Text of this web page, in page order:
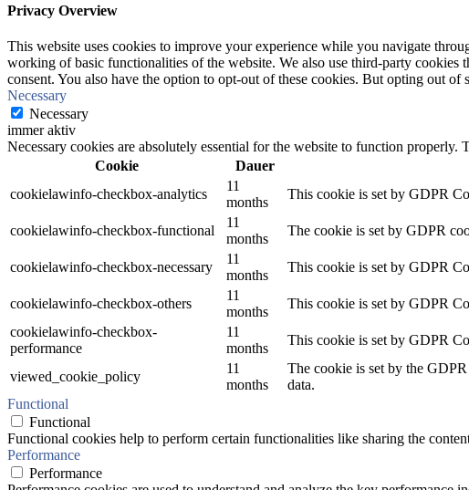
Privacy Overview
This website uses cookies to improve your experience while you navigate
working of basic functionalities of the website. We also use third-party
consent. You also have the option to opt-out of these cookies. But opting out
Necessary
Necessary
immer aktiv
Necessary cookies are absolutely essential for the website to function
Cookie
Dauer
cookielawinfo-checkbox-analytics
11
months
This cookie is set by GDPR
cookielawinfo-checkbox-functional
11
months
The cookie is set by GDPR
cookielawinfo-checkbox-necessary
11
months
This cookie is set by GDPR
cookielawinfo-checkbox-others
11
months
This cookie is set by GDPR
cookielawinfo-checkbox-
performance
11
months
This cookie is set by GDPR
viewed_cookie_policy
11
months
The cookie is set by the
data.
Functional
Functional
Functional cookies help to perform certain functionalities like sharing the
Performance
Performance